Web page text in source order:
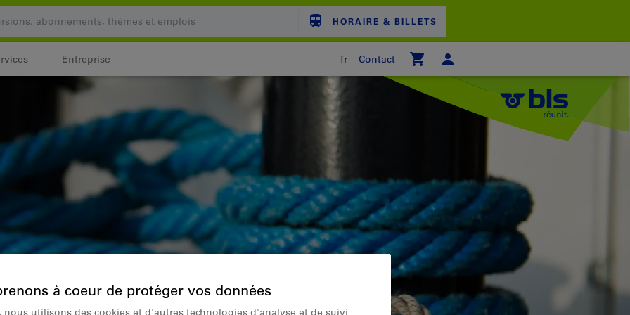
HORAIRE & BILLETS
Entreprise fr
Contact
Votre panier est vide
PANIER D'ACHAT
Login
à coeur de protéger vos données
nous utilisons des cookies et d'autres technologies d'analyse et de suivi